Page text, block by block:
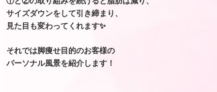
サイズダウンをして引き締まり、
見た目も変わってくれます✨
⁡それでは脚痩せ目的のお客様の
パーソナル風景を紹介します！